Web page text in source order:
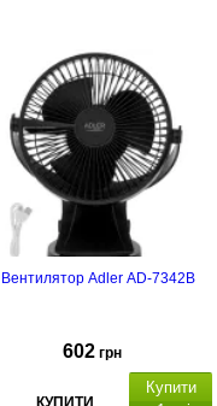
гарантія - 2 роки
Вентилятор Adler AD-7342B
602 грн
Купити